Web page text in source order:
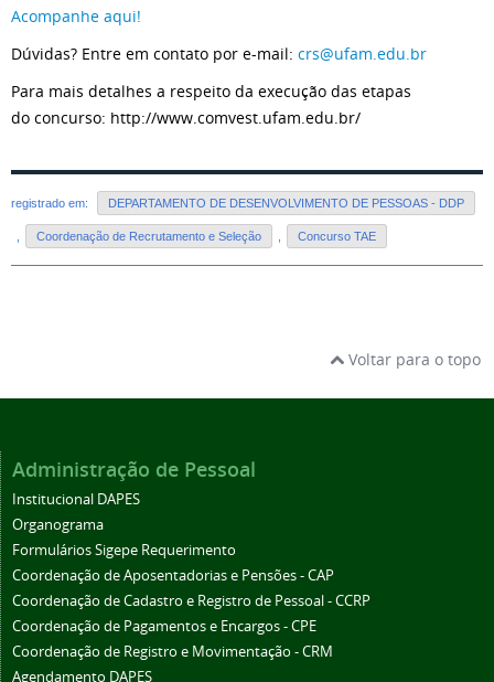
Acompanhe aqui!
Dúvidas? Entre em contato por e-mail: crs@ufam.edu.br
Para mais detalhes a respeito da execução das etapas
do concurso: http://www.comvest.ufam.edu.br/
registrado em: DEPARTAMENTO DE DESENVOLVIMENTO DE PESSOAS - DDP
Coordenação de Recrutamento e Seleção Concurso TAE
Voltar para o topo
Administração de Pessoal
Institucional DAPES
Organograma
Formulários Sigepe Requerimento
Coordenação de Aposentadorias e Pensões - CAP
Coordenação de Cadastro e Registro de Pessoal - CCRP
Coordenação de Pagamentos e Encargos - CPE
Coordenação de Registro e Movimentação - CRM
Agendamento DAPES